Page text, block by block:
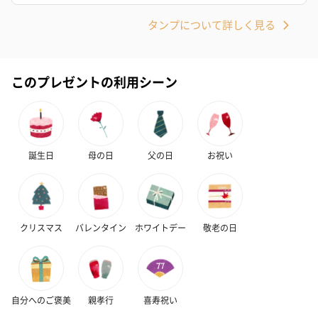
タンプについて詳しく見る
このプレゼントの利用シーン
誕生日 母の日 父の日 お祝い
クリスマス バレンタイン ホワイトデー 敬老の日
自分へのご褒美 親孝行 喜寿祝い